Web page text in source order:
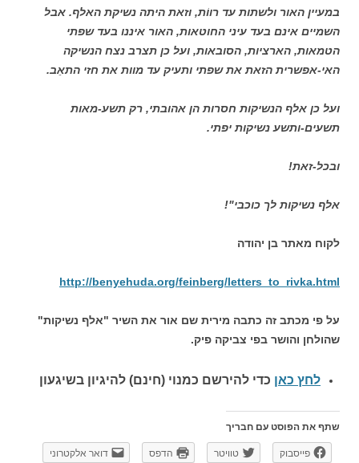
במעיין האור ולשתות עד רווֹת, וזאת היתה נשיקת האלף. אבל
השמיים אינם בעד עיני החוטאות, האור איננו בעד שפתי
הטמאות, הארציות, הסובאות, ועל כן תצרב נצח הנשיקה
האי-אפשרית הזאת את שפתי ותעיק עד מוות את חזי התאֵב.
ועל כן אלף הנשיקות חסרות הן אהובתי, רק תשע-מאות
תשעים-ותשע נשיקות יפתי.
ובכל-זאת!
אלף נשיקות לך כוכבי"!
לקוח מאתר בן יהודה
http://benyehuda.org/feinberg/letters_to_rivka.html
על פי מכתב זה כתבה מירית שם אור את השיר "אלף נשיקות"
שהולחן והושר בפי צביקה פיק.
לחץ כאן כדי להירשם כמנוי (חינם) להיגיון בשיגעון
שתף את הפוסט עם חבריך
פייסבוק טוויטר הדפס דואר אלקטרוני